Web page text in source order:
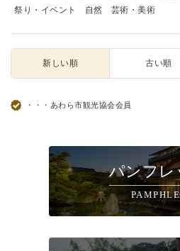
祭り・イベント
自然 芸術・美術
新しい順 古い順
・・・あわら市観光協会会員
パンフレ